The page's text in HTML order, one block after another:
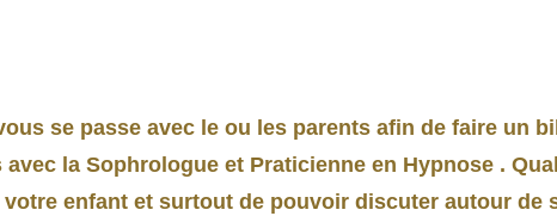
se passe avec le ou les parents afin de faire un
avec la Sophrologue et Praticienne en Hypnose .
votre enfant et surtout de pouvoir discuter autour de